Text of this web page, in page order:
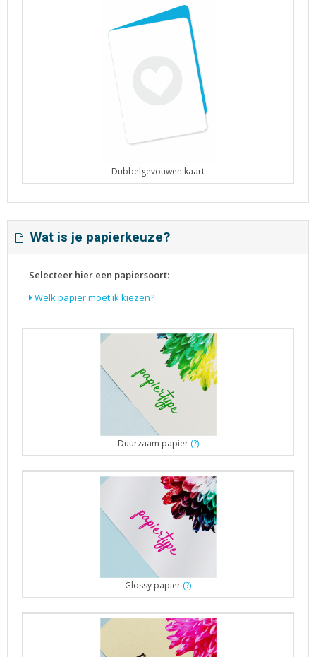
Dubbelgevouwen kaart
Wat is je papierkeuze?
Selecteer hier een papiersoort:
Welk papier moet ik kiezen?
Duurzaam papier (?)
Glossy papier (?)